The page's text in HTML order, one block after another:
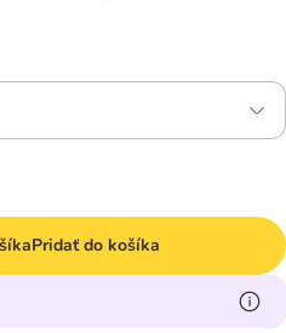
Pridať do košíka